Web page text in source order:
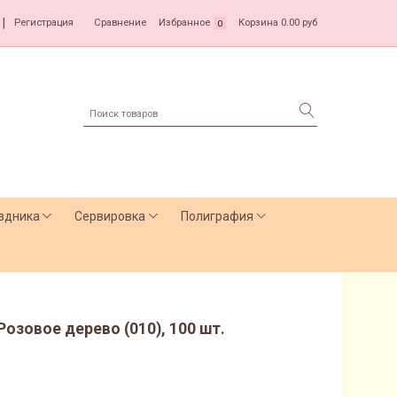
Регистрация Сравнение Избранное 0 Корзина 0.00 руб
Сервировка Полиграфия
дерево (010), 100 шт.